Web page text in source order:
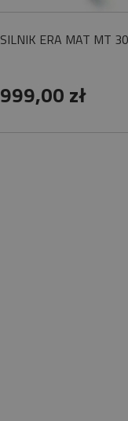
SILNIK ERA MAT MT
999,00 zł